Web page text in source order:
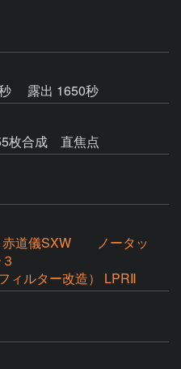
露出 1650秒
枚合成 直焦点
赤道儀SXW ノータッ
ィルター改造） LPRⅡ